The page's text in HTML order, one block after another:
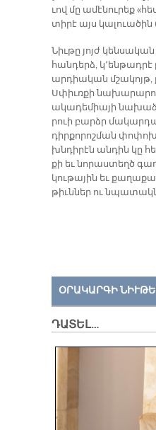
ւով մը ա­մէնու­րեք
տի­րէ այս կա­լուա­ծին
Նիւ­թը յոյժ
հան­դերձ,
ար­դիա­կան մշա­կոյթ,
Սփիւռ­քի
ա­կա­դե­միա­յի
րուի բարձր
դիր­քո­րոշ­ման
խնդի­րէն ան­դին կը
քի եւ նո­րաս­տեղծ
կու­թա­յին եւ
թիւն­ներ ու
ՕՐԱԿԱՐԳԻ
ԴԱՏԵԼ…